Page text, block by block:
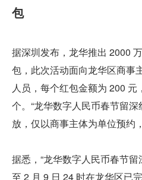
包
据深圳发布，龙华推出 2000
包，此次活动面向龙华区商事
人员，每个红包金额为 200
个。“龙华数字人民币春节留深
放，仅以商事主体为单位预约
据悉，“龙华数字人民币春节
至 2 月 9 日 24 时在龙华区已